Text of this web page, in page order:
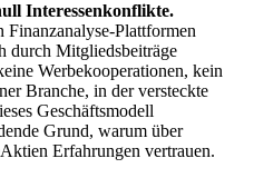
Interessenkonflikte.
Plattformen
durch Mitgliedsbeiträge
Werbekooperationen, kein
Branche, in der versteckte
Geschäftsmodell
Grund, warum über
Erfahrungen vertrauen.